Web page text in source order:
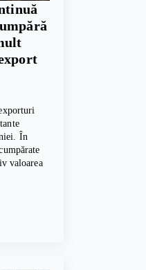
În
valoarea